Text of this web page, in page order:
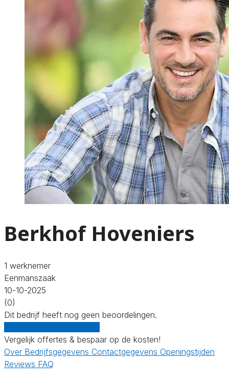
Berkhof Hoveniers
1 werknemer
Eenmanszaak
10-10-2025
(0)
Dit bedrijf heeft nog geen beoordelingen.
Vergelijk offertes & bespaar op de kosten!
Over Bedrijfsgegevens Contactgegevens Openingstijden
Reviews FAQ